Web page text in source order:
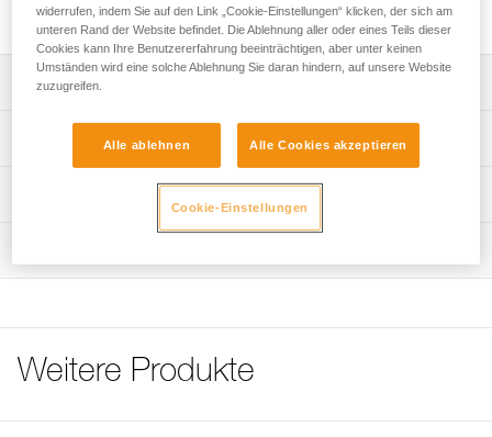
Helme VERTEX und ALVEO.
Leistungsverzeichnis
Vier vorgestanzte reflektierende Aufkleber zur Erhöhung
der Sichtbarkeit.
Technische Spezifikationen
Zugrundeliegende Spezifikationen
Referenz : A10110
Referenz : A20110
Garantie : 3 Jahre
Weitere Produkte
widerrufen, indem Sie auf den Link „Cookie-Einstellungen“ klicken, der sich am
unteren Rand der Website befindet. Die Ablehnung aller oder eines Teils dieser
Cookies kann Ihre Benutzererfahrung beeinträchtigen, aber unter keinen
Umständen wird eine solche Ablehnung Sie daran hindern, auf unsere Website
zuzugreifen.
Alle ablehnen Alle Cookies akzeptieren
Cookie-Einstellungen